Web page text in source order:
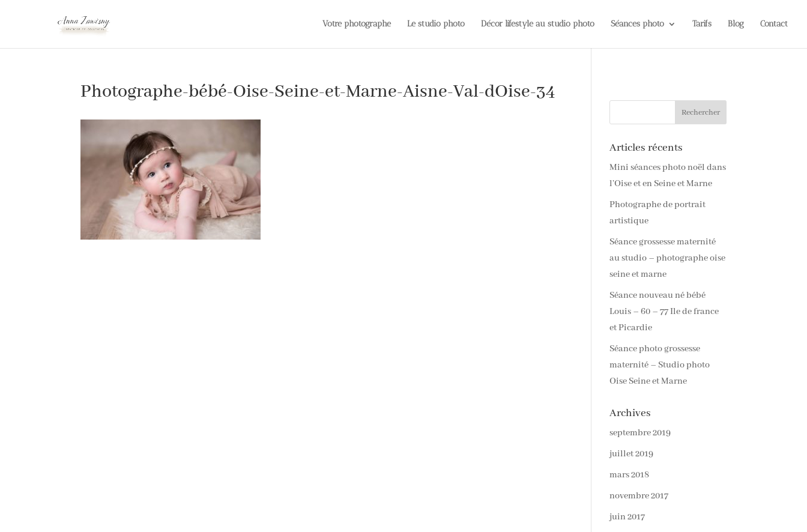
Votre photographe Le studio photo Décor lifestyle au studio photo Séances photo Tarifs Blog Contact
Photographe-bébé-Oise-Seine-et-Marne-Aisne-Val-dOise-34
Articles récents
Mini séances photo noël dans
l’Oise et en Seine et Marne
Photographe de portrait
artistique
Séance grossesse maternité
au studio – photographe oise
seine et marne
Séance nouveau né bébé
Louis – 60 – 77 Ile de france
et Picardie
Séance photo grossesse
maternité – Studio photo
Oise Seine et Marne
Archives
septembre 2019
juillet 2019
mars 2018
novembre 2017
juin 2017